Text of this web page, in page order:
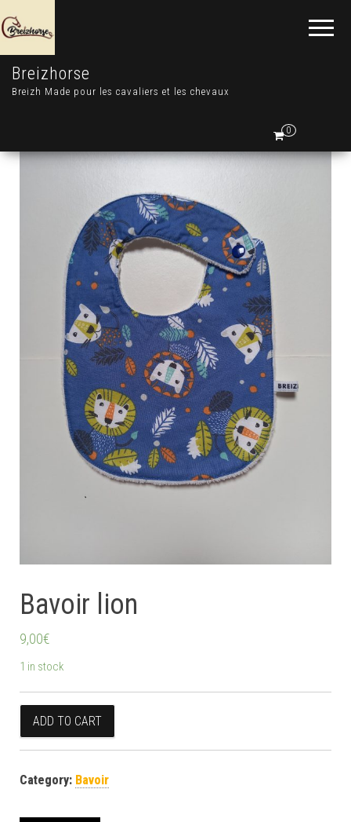
Breizhorse
Breizh Made pour les cavaliers et les chevaux
0
Bavoir lion
9,00€
1 in stock
Bavoir lion quantity
ADD TO CART
Category: Bavoir